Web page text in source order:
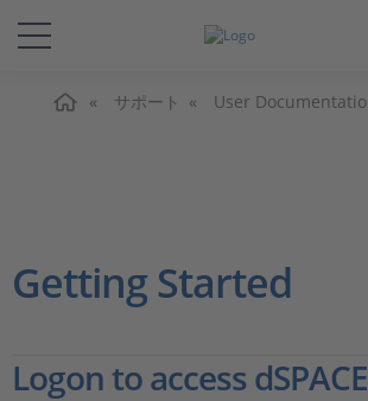
ソリューションと製品
企業情報
サポート User
Getting Started
Logon to access